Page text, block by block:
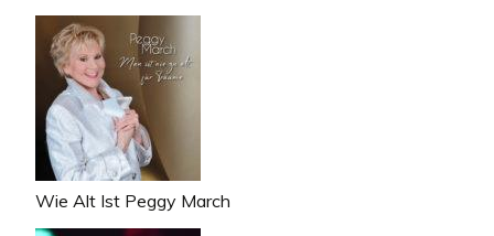
Wie Alt Ist Peggy March